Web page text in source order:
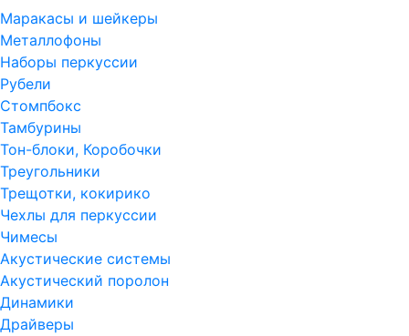
Маракасы и шейкеры
Металлофоны
Наборы перкуссии
Рубели
Стомпбокс
Тамбурины
Тон-блоки, Коробочки
Треугольники
Трещотки, кокирико
Чехлы для перкуссии
Чимесы
Акустические системы
Акустический поролон
Динамики
Драйверы